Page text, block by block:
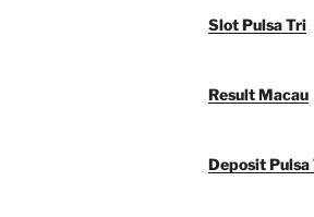
Slot Pulsa Tri
Result Macau
Deposit Pulsa